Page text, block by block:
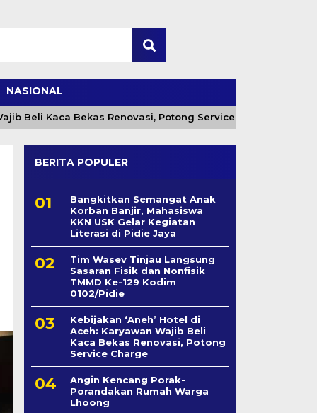
NASIONAL
Kaca Bekas Renovasi, Potong Service Charge
BERITA POPULER
Bangkitkan Semangat Anak
Korban Banjir, Mahasiswa
KKN USK Gelar Kegiatan
Literasi di Pidie Jaya
Tim Wasev Tinjau Langsung
Sasaran Fisik dan Nonfisik
TMMD Ke-129 Kodim
0102/Pidie
Kebijakan ‘Aneh’ Hotel di
Aceh: Karyawan Wajib Beli
Kaca Bekas Renovasi, Potong
Service Charge
Angin Kencang Porak-
Porandakan Rumah Warga
Lhoong